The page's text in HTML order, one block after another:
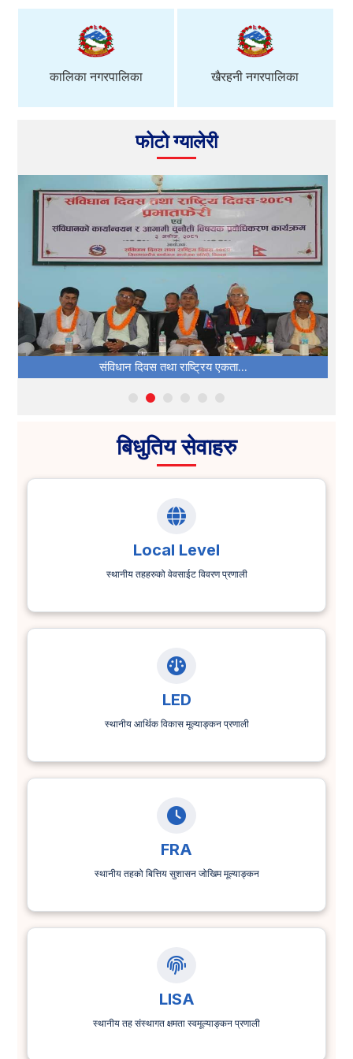
कालिका नगरपालिका खैरहनी नगरपालिका
फोटो ग्यालेरी
बिधुतिय सेवाहरु
Local Level
स्थानीय तहहरुको वेवसाईट विवरण प्रणाली
LED
स्थानीय आर्थिक विकास मूल्याङ्कन प्रणाली
FRA
स्थानीय तहको बित्तिय सुशासन जोखिम मूल्याङ्कन